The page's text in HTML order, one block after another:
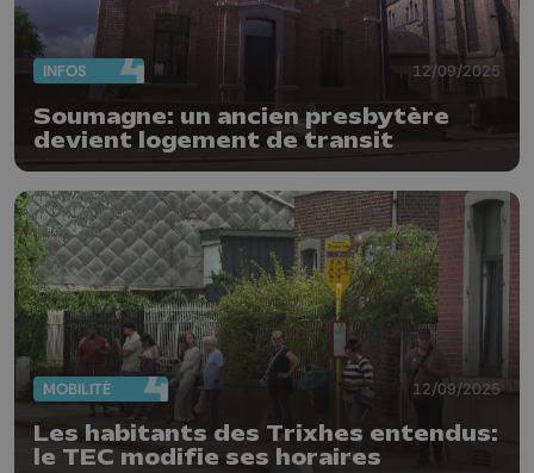
INFOS 12/09/2025
Soumagne: un ancien presbytère
devient logement de transit
MOBILITÉ 12/09/2025
Les habitants des Trixhes entendus:
le TEC modifie ses horaires